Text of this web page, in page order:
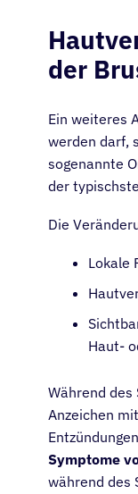
der
Ein weiteres
werden darf,
sogenannte
der
Die
Lokale
Haut-
Während
Anzeichen
Symptome
während des